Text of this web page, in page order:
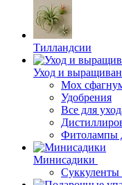
Тилландсии
Уход и
Мох
Удобрения
Все для
Фитолампы
Минисадики
Суккуленты